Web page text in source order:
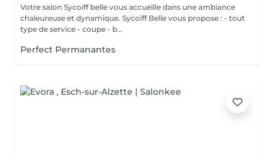
Votre salon Sycoiff belle vous accueille dans une ambiance
chaleureuse et dynamique. Sycoiff Belle vous propose : - tout
type de service - coupe - b...
Perfect Permanantes